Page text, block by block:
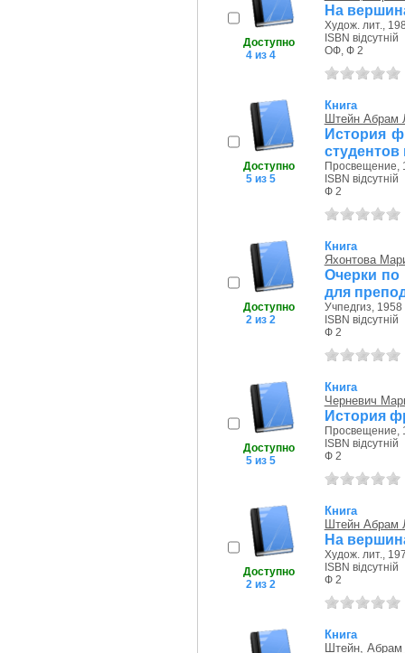
Доступно
4 из 4
На
Худож. лит.,
ISBN відсутній
ОФ, Ф 2
Доступно
5 из 5
Книга
Штейн Абрам
История
студентов
Просвещение,
ISBN відсутній
Ф 2
Доступно
2 из 2
Книга
Яхонтова
Очерки по
для
Учпедгиз, 1958
ISBN відсутній
Ф 2
Доступно
5 из 5
Книга
Черневич
История
Просвещение,
ISBN відсутній
Ф 2
Доступно
2 из 2
Книга
Штейн Абрам
На
Худож. лит.,
ISBN відсутній
Ф 2
Книга
Штейн, Абрам